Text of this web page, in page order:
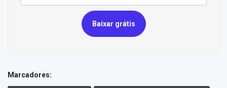
Baixar grátis
Marcadores: